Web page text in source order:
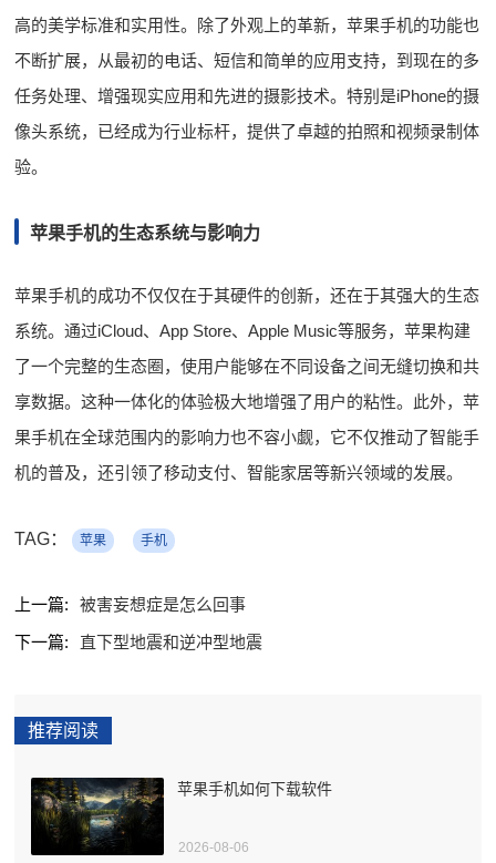
高的美学标准和实用性。除了外观上的革新，苹果手机的功能也
不断扩展，从最初的电话、短信和简单的应用支持，到现在的多
任务处理、增强现实应用和先进的摄影技术。特别是iPhone的摄
像头系统，已经成为行业标杆，提供了卓越的拍照和视频录制体
验。
苹果手机的生态系统与影响力
苹果手机的成功不仅仅在于其硬件的创新，还在于其强大的生态
系统。通过iCloud、App Store、Apple Music等服务，苹果构建
了一个完整的生态圈，使用户能够在不同设备之间无缝切换和共
享数据。这种一体化的体验极大地增强了用户的粘性。此外，苹
果手机在全球范围内的影响力也不容小觑，它不仅推动了智能手
机的普及，还引领了移动支付、智能家居等新兴领域的发展。
TAG： 苹果 手机
上一篇:
被害妄想症是怎么回事
下一篇:
直下型地震和逆冲型地震
推荐阅读
苹果手机如何下载软件
2026-08-06